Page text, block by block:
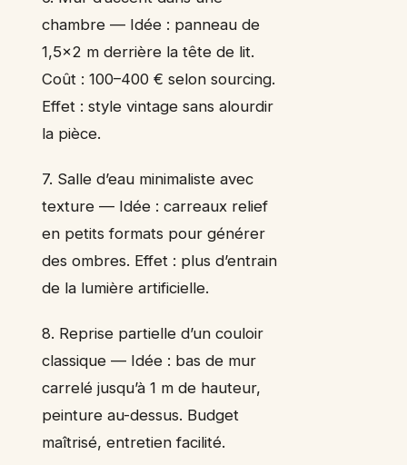
chambre — Idée : panneau de
1,5×2 m derrière la tête de lit.
Coût : 100–400 € selon sourcing.
Effet : style vintage sans alourdir
la pièce.
7. Salle d’eau minimaliste avec
texture — Idée : carreaux relief
en petits formats pour générer
des ombres. Effet : plus d’entrain
de la lumière artificielle.
8. Reprise partielle d’un couloir
classique — Idée : bas de mur
carrelé jusqu’à 1 m de hauteur,
peinture au-dessus. Budget
maîtrisé, entretien facilité.